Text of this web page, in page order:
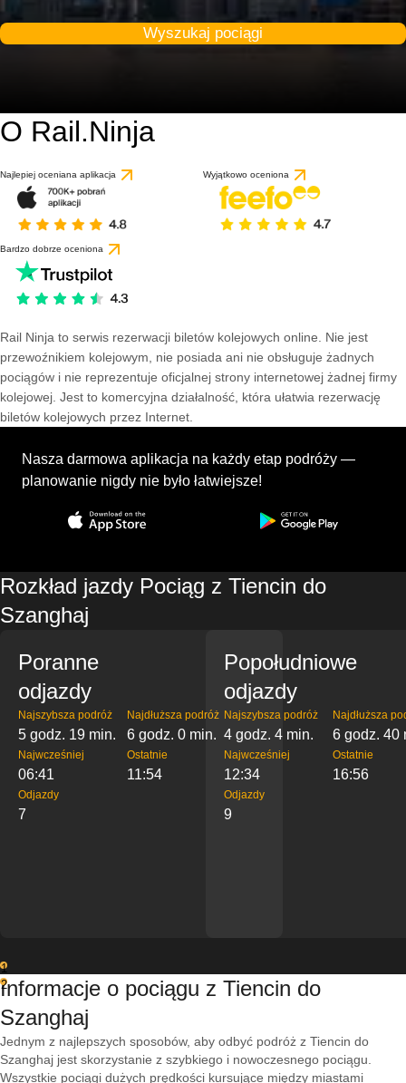
Wyszukaj pociągi
O Rail.Ninja
Najlepiej oceniana aplikacja Wyjątkowo oceniona
Bardzo dobrze oceniona
Rail Ninja to serwis rezerwacji biletów kolejowych online. Nie jest
przewoźnikiem kolejowym, nie posiada ani nie obsługuje żadnych
pociągów i nie reprezentuje oficjalnej strony internetowej żadnej firmy
kolejowej. Jest to komercyjna działalność, która ułatwia rezerwację
biletów kolejowych przez Internet.
Nasza darmowa aplikacja na każdy etap podróży —
planowanie nigdy nie było łatwiejsze!
Rozkład jazdy Pociąg z Tiencin do
Szanghaj
Poranne
odjazdy
Najszybsza podróż
5 godz. 19 min.
Najdłuższa podróż
6 godz. 0 min.
Najwcześniej
06:41
Ostatnie
11:54
Odjazdy
7
Popołudniowe
odjazdy
Najszybsza podróż
4 godz. 4 min.
Najdłuższa
6 godz. 40
Najwcześniej
12:34
Ostatnie
16:56
Odjazdy
9
1
2
Informacje o pociągu z Tiencin do
Szanghaj
Jednym z najlepszych sposobów, aby odbyć podróż z Tiencin do
Szanghaj jest skorzystanie z szybkiego i nowoczesnego pociągu.
Wszystkie pociągi dużych prędkości kursujące między miastami
na podstawie 1